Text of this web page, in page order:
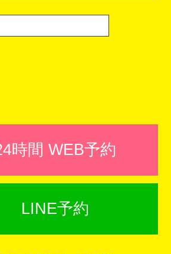
時間 WEB予約
LINE予約